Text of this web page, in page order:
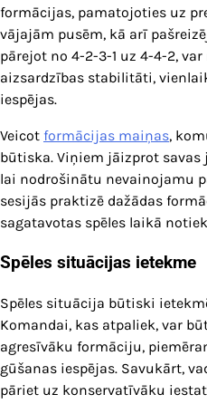
formācijas, pamatojoties uz
vājajām pusēm, kā arī
pārejot no 4-2-3-1 uz 4-4-2,
aizsardzības stabilitāti,
iespējas.
Veicot formācijas maiņas,
būtiska. Viņiem jāizprot
lai nodrošinātu nevainojamu
sesijās praktizē dažādas
sagatavotas spēles laikā
Spēles situācijas ietekme
Spēles situācija būtiski
Komandai, kas atpaliek, var
agresīvāku formāciju,
gūšanas iespējas. Savukārt,
pāriet uz konservatīvāku